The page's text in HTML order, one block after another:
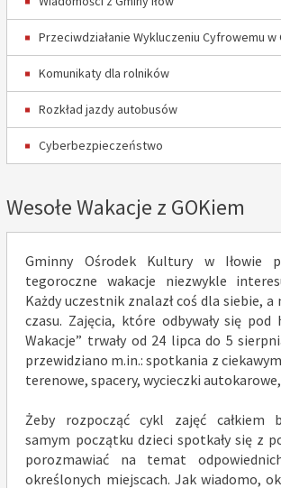
Przeciwdziałanie Wykluczeniu Cyfrowemu w
Komunikaty dla rolników
Rozkład jazdy autobusów
Cyberbezpieczeństwo
Wesołe Wakacje z GOKiem
Gminny Ośrodek Kultury w Iłowie
tegoroczne wakacje niezwykle
Każdy uczestnik znalazł coś dla siebie, a
czasu. Zajęcia, które odbywały się pod
Wakacje” trwały od 24 lipca do 5
przewidziano m.in.: spotkania z
terenowe, spacery, wycieczki
Żeby rozpocząć cykl zajęć całkiem
samym początku dzieci spotkały się z
porozmawiać na temat
określonych miejscach. Jak wiadomo,